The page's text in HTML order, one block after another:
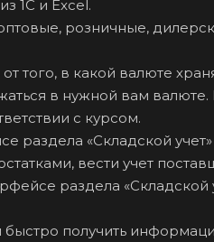
1С и Excel.
розничные,
того, в какой валюте
в нужной вам
с курсом.
раздела «Складской
вести учет
раздела «Складской
быстро получить